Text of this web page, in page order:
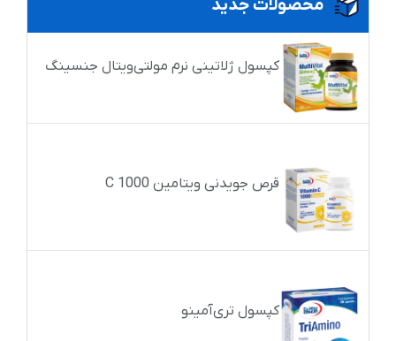
محصولات جدید
کپسول ژلاتینی نرم مولتی‌ویتال جنسینگ
قرص جویدنی ویتامین C 1000
کپسول تری‌آمینو